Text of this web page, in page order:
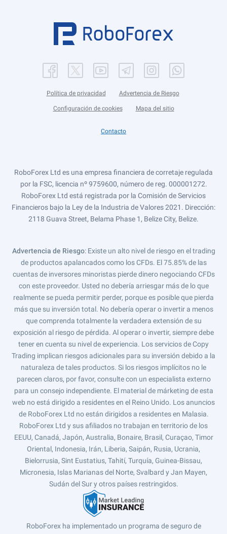
Política de privacidad Advertencia de Riesgo
Configuración de cookies Mapa del sitio
Contacto
RoboForex Ltd es una empresa financiera de corretaje regulada
por la FSC, licencia nº 9759600, número de reg. 000001272.
RoboForex Ltd está registrada por la Comisión de Servicios
Financieros bajo la Ley de la Industria de Valores 2021. Dirección:
2118 Guava Street, Belama Phase 1, Belize City, Belize.
Advertencia de Riesgo: Existe un alto nivel de riesgo en el trading
de productos apalancados como los CFDs. El 75.85% de las
cuentas de inversores minoristas pierde dinero negociando CFDs
con este proveedor. Usted no debería arriesgar más de lo que
realmente se pueda permitir perder, porque es posible que pierda
más que su inversión total. No debería operar o invertir a menos
que comprenda totalmente la verdadera extensión de su
exposición al riesgo de pérdida. Al operar o invertir, siempre debe
tener en cuenta su nivel de experiencia. Los servicios de Copy
Trading implican riesgos adicionales para su inversión debido a la
naturaleza de tales productos. Si los riesgos implícitos no le
parecen claros, por favor, consulte con un especialista externo
para un consejo independiente. El material de márketing de esta
web no está dirigido a residentes en el Reino Unido. Los anuncios
de RoboForex Ltd no están dirigidos a residentes en Malasia.
RoboForex Ltd y sus afiliados no trabajan en territorio de los
EEUU, Canadá, Japón, Australia, Bonaire, Brasil, Curaçao, Timor
Oriental, Indonesia, Irán, Liberia, Saipán, Rusia, Ucrania,
Bielorrusia, Sint Eustatius, Tahití, Turquía, Guinea-Bissau,
Micronesia, Islas Marianas del Norte, Svalbard y Jan Mayen,
Sudán del Sur y otros países restringidos.
RoboForex ha implementado un programa de seguro de